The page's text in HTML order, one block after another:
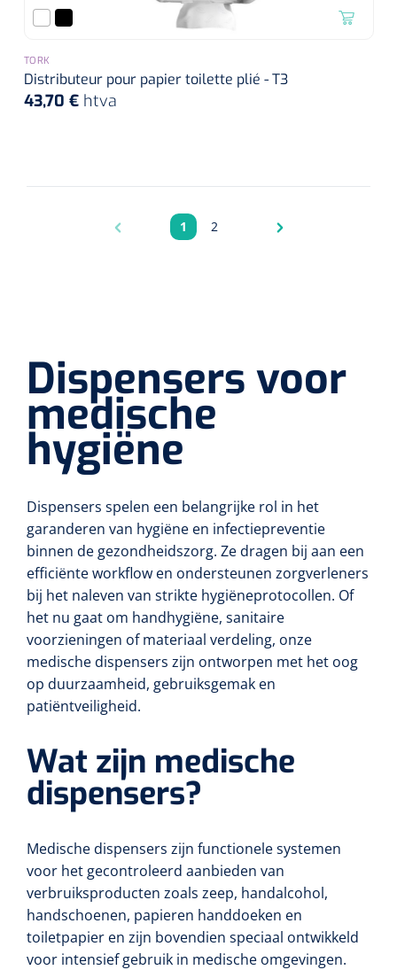
TORK
Distributeur pour papier toilette plié - T3
43,70 € htva
Pagina
1 Pagina
2
Dispensers voor
medische
hygiëne
Dispensers spelen een belangrijke rol in het
garanderen van hygiëne en infectiepreventie
binnen de gezondheidszorg. Ze dragen bij aan een
efficiënte workflow en ondersteunen zorgverleners
bij het naleven van strikte hygiëneprotocollen. Of
het nu gaat om handhygiëne, sanitaire
voorzieningen of materiaal verdeling, onze
medische dispensers zijn ontworpen met het oog
op duurzaamheid, gebruiksgemak en
patiëntveiligheid.
Wat zijn medische
dispensers?
Medische dispensers zijn functionele systemen
voor het gecontroleerd aanbieden van
verbruiksproducten zoals zeep, handalcohol,
handschoenen, papieren handdoeken en
toiletpapier en zijn bovendien speciaal ontwikkeld
voor intensief gebruik in medische omgevingen.